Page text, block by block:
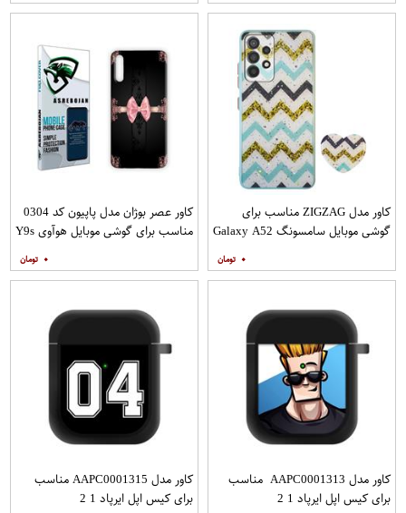
کاور مدل ZIGZAG مناسب برای
گوشی موبایل سامسونگ Galaxy A52
۰
کاور عصر بوژان مدل پاپیون کد 0304
مناسب برای گوشی موبایل هوآوی Y9s
۰
کاور مدل AAPC0001313 مناسب
برای کیس اپل ایرپاد 1 2
کاور مدل AAPC0001315 مناسب
برای کیس اپل ایرپاد 1 2